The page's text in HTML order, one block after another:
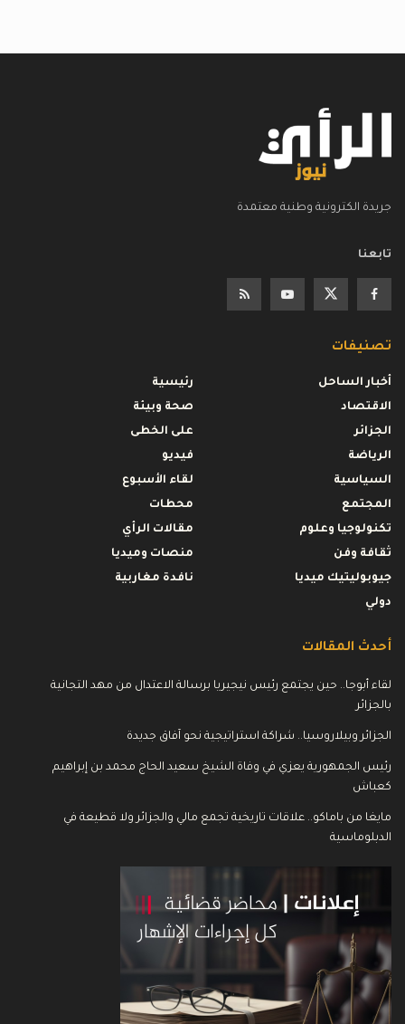
جريدة الكترونية وطنية معتمدة
تابعنا
تصنيفات
أخبار الساحل
الاقتصاد
الجزائر
الرياضة
السياسية
المجتمع
تكنولوجيا وعلوم
ثقافة وفن
جيوبوليتيك ميديا
دولي
رئيسية
صحة وبيئة
على الخطى
فيديو
لقاء الأسبوع
محطات
مقالات الرأي
منصات وميديا
نافدة مغاربية
أحدث المقالات
لقاء أبوجا.. حين يجتمع رئيس نيجيريا برسالة الاعتدال من مهد التجانية
بالجزائر
الجزائر وبيلاروسيا.. شراكة استراتيجية نحو آفاق جديدة
رئيس الجمهورية يعزي في وفاة الشيخ سعيد الحاج محمد بن إبراهيم
كعباش
مايغا من باماكو.. علاقات تاريخية تجمع مالي والجزائر ولا قطيعة في
الدبلوماسية